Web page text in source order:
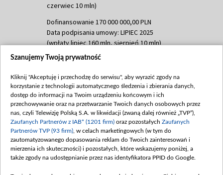
czerwiec 10 mln)
Dofinansowanie 170 000 000,00 PLN
Data podpisania umowy: LIPIEC 2025
(wpłaty lipiec 160 mln, sierpień 10 mln)
Dofinansowanie 60 000 000,00 PLN
(wpłata wrzesień 60 mln)
Dofinansowanie 635 783 051,21 PLN
Data podpisania umowy: WRZESIEŃ 2025
(wpłata wrzesień 100 mln, październik 350
mln, listopad 265 mln)
Dofinansowanie 48 862 000,00 PLN
Data podpisania umowy: GRUDZIEŃ 2025
Szanujemy Twoją prywatność
Kliknij "Akceptuję i przechodzę do serwisu", aby wyrazić zgody na
korzystanie z technologii automatycznego śledzenia i zbierania danych,
dostęp do informacji na Twoim urządzeniu końcowym i ich
przechowywanie oraz na przetwarzanie Twoich danych osobowych przez
nas, czyli Telewizję Polską S.A. w likwidacji (zwaną dalej również „TVP”),
Zaufanych Partnerów z IAB* (1201 firm) oraz pozostałych Zaufanych
Partnerów TVP (93 firm) , w celach marketingowych (w tym do
zautomatyzowanego dopasowania reklam do Twoich zainteresowań i
mierzenia ich skuteczności) i pozostałych, które wskazujemy poniżej, a
także zgody na udostępnianie przez nas identyfikatora PPID do Google.